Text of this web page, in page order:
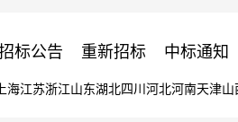
标公告 重新招标 中标通知
上海江苏浙江山东湖北四川 河北河南天津山